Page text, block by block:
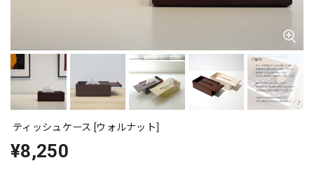
ティッシュケース [ウォルナット]
¥8,250